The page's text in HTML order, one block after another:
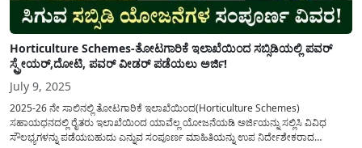
Horticulture Schemes-ತೋಟಗಾರಿಕೆ ಇಲಾಖೆಯಿಂದ ಸಬ್ಸಿಡಿಯಲ್ಲಿ ಪವರ್
ಸ್ಪ್ರೇಯರ್,ದೋಟಿ, ಪವರ್ ವೀಡರ್ ಪಡೆಯಲು ಅರ್ಜಿ!
July 9, 2025
2025-26 ನೇ ಸಾಲಿನಲ್ಲಿ ತೋಟಗಾರಿಕೆ ಇಲಾಖೆಯಿಂದ(Horticulture Schemes)
ಸಹಾಯಧನದಲ್ಲಿ ರೈತರು ಇಲಾಖೆಯಿಂದ ಯಾವೆಲ್ಲ ಯೋಜನೆಯಡಿ ಅರ್ಜಿಯನ್ನು ಸಲ್ಲಿಸಿ ವಿವಿಧ
ಸೌಲಭ್ಯಗಳನ್ನು ಪಡೆಯಬಹುದು ಎನ್ನುವ ಸಂಪೂರ್ಣ ಮಾಹಿತಿಯನ್ನು ಉಪ ನಿರ್ದೇಶೇಕರಾದ